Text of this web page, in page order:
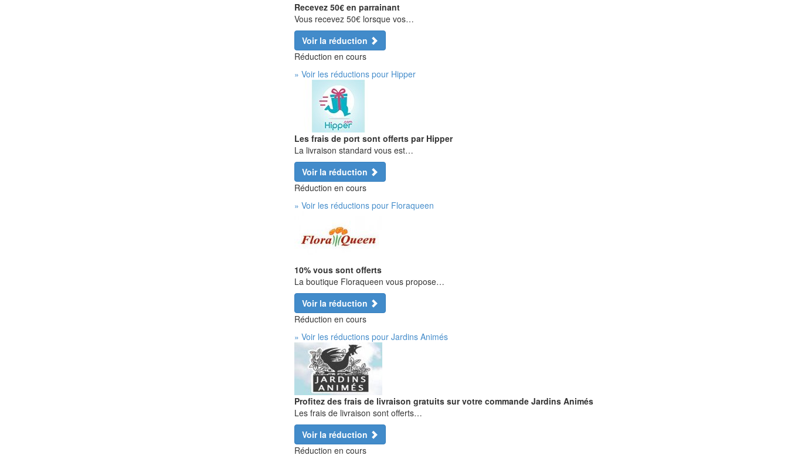
Recevez 50€ en parrainant
Vous recevez 50€ lorsque vos…
Voir la réduction
Réduction en cours
» Voir les réductions pour Hipper
Les frais de port sont offerts par Hipper
La livraison standard vous est…
Voir la réduction
Réduction en cours
» Voir les réductions pour Floraqueen
10% vous sont offerts
La boutique Floraqueen vous propose…
Voir la réduction
Réduction en cours
» Voir les réductions pour Jardins Animés
Profitez des frais de livraison gratuits sur votre commande Jardins Animés
Les frais de livraison sont offerts…
Voir la réduction
Réduction en cours